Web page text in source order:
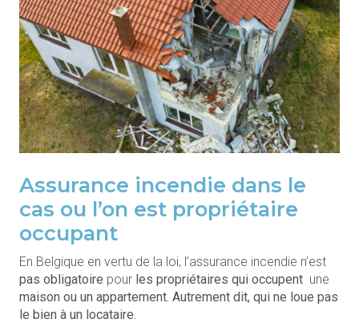
Assurance incendie dans le
cas ou l’on est propriétaire
occupant
En Belgique en vertu de la loi, l’assurance incendie n’est
pas obligatoire pour les propriétaires qui occupent une
maison ou un appartement. Autrement dit, qui ne loue pas
le bien à un locataire.